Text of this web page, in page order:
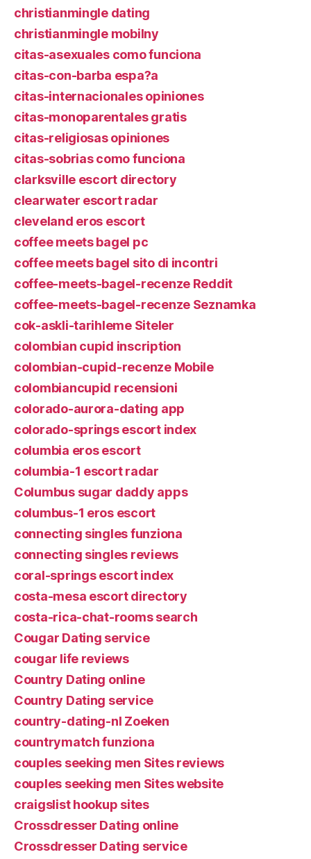
christianmingle dating
christianmingle mobilny
citas-asexuales como funciona
citas-con-barba espa?a
citas-internacionales opiniones
citas-monoparentales gratis
citas-religiosas opiniones
citas-sobrias como funciona
clarksville escort directory
clearwater escort radar
cleveland eros escort
coffee meets bagel pc
coffee meets bagel sito di incontri
coffee-meets-bagel-recenze Reddit
coffee-meets-bagel-recenze Seznamka
cok-askli-tarihleme Siteler
colombian cupid inscription
colombian-cupid-recenze Mobile
colombiancupid recensioni
colorado-aurora-dating app
colorado-springs escort index
columbia eros escort
columbia-1 escort radar
Columbus sugar daddy apps
columbus-1 eros escort
connecting singles funziona
connecting singles reviews
coral-springs escort index
costa-mesa escort directory
costa-rica-chat-rooms search
Cougar Dating service
cougar life reviews
Country Dating online
Country Dating service
country-dating-nl Zoeken
countrymatch funziona
couples seeking men Sites reviews
couples seeking men Sites website
craigslist hookup sites
Crossdresser Dating online
Crossdresser Dating service